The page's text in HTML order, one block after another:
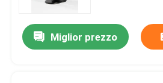
Miglior prezzo